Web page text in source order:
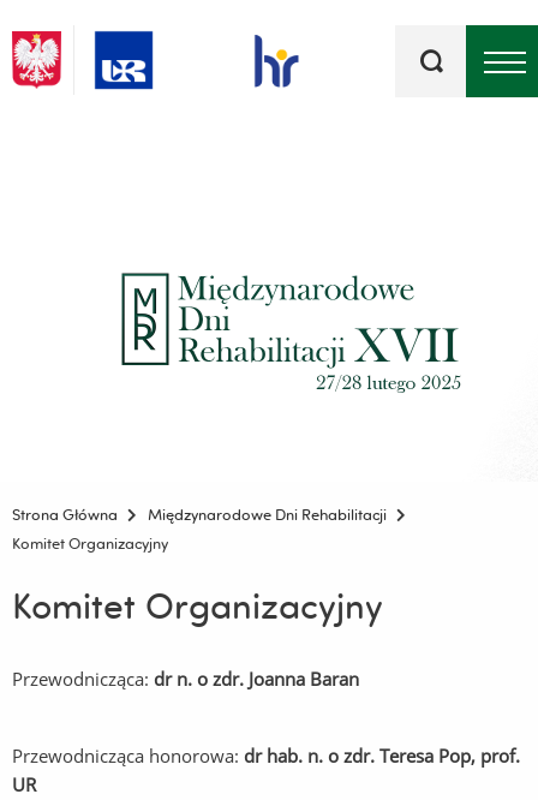
kluczowe
Strona Główna
Międzynarodowe Dni Rehabilitacji
Komitet Organizacyjny
Komitet Organizacyjny
Przewodnicząca: dr n. o zdr. Joanna Baran
Przewodnicząca honorowa: dr hab. n. o zdr. Teresa Pop, prof.
UR